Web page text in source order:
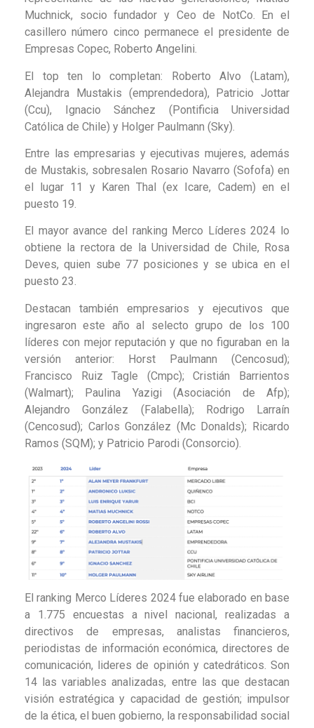
Muchnick, socio fundador y Ceo de NotCo. En el
casillero número cinco permanece el presidente de
Empresas Copec, Roberto Angelini.
El top ten lo completan: Roberto Alvo (Latam),
Alejandra Mustakis (emprendedora), Patricio Jottar
(Ccu), Ignacio Sánchez (Pontificia Universidad
Católica de Chile) y Holger Paulmann (Sky).
Entre las empresarias y ejecutivas mujeres, además
de Mustakis, sobresalen Rosario Navarro (Sofofa) en
el lugar 11 y Karen Thal (ex Icare, Cadem) en el
puesto 19.
El mayor avance del ranking Merco Líderes 2024 lo
obtiene la rectora de la Universidad de Chile, Rosa
Deves, quien sube 77 posiciones y se ubica en el
puesto 23.
Destacan también empresarios y ejecutivos que
ingresaron este año al selecto grupo de los 100
líderes con mejor reputación y que no figuraban en la
versión anterior: Horst Paulmann (Cencosud);
Francisco Ruiz Tagle (Cmpc); Cristián Barrientos
(Walmart); Paulina Yazigi (Asociación de Afp);
Alejandro González (Falabella); Rodrigo Larraín
(Cencosud); Carlos González (Mc Donalds); Ricardo
Ramos (SQM); y Patricio Parodi (Consorcio).
El ranking Merco Líderes 2024 fue elaborado en base
a 1.775 encuestas a nivel nacional, realizadas a
directivos de empresas, analistas financieros,
periodistas de información económica, directores de
comunicación, lideres de opinión y catedráticos. Son
14 las variables analizadas, entre las que destacan
visión estratégica y capacidad de gestión; impulsor
de la ética, el buen gobierno, la responsabilidad social